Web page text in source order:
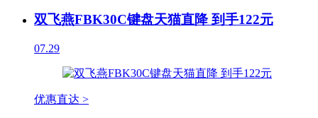
双飞燕FBK30C键盘天猫直降 到手122元
07.29
优惠直达 >